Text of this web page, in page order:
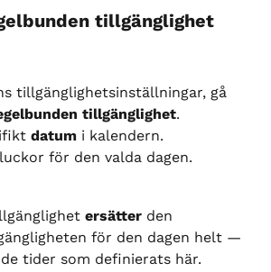
tillgänglighet
tillgänglighetsinställningar, gå
tillgänglighet.
datum i kalendern.
för den valda dagen.
ersätter den
för den dagen helt —
tider som definierats här.